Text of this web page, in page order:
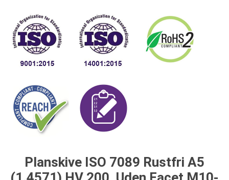
Planskive ISO 7089 Rustfri A5